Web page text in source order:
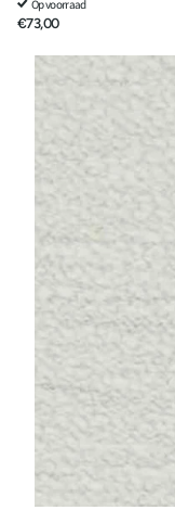
Op voorraad
€73,00